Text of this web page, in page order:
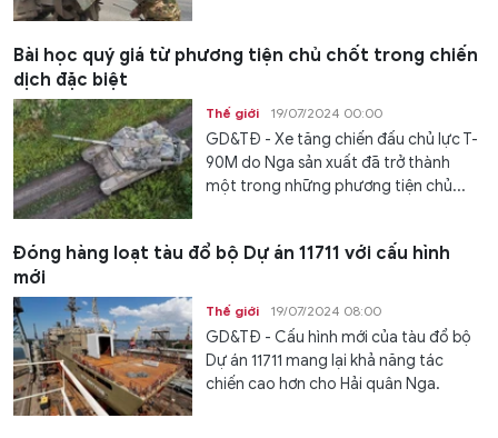
Bài học quý giá từ phương tiện chủ chốt trong chiến
dịch đặc biệt
Thế giới 19/07/2024 00:00
GD&TĐ - Xe tăng chiến đấu chủ lực T-
90M do Nga sản xuất đã trở thành
một trong những phương tiện chủ...
Đóng hàng loạt tàu đổ bộ Dự án 11711 với cấu hình
mới
Thế giới 19/07/2024 08:00
GD&TĐ - Cấu hình mới của tàu đổ bộ
Dự án 11711 mang lại khả năng tác
chiến cao hơn cho Hải quân Nga.